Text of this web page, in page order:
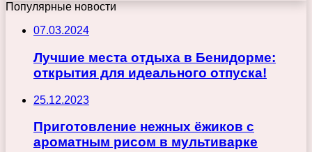
Популярные новости
07.03.2024
Лучшие места отдыха в Бенидорме:
открытия для идеального отпуска!
25.12.2023
Приготовление нежных ёжиков с
ароматным рисом в мультиварке